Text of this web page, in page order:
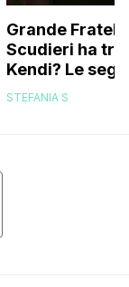
Grande
Scudieri ha
Kendi? Le
replica dell’ex
STEFANIA S